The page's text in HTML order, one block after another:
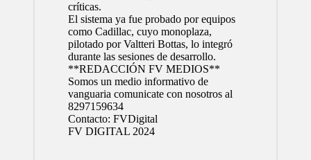
críticas.
El sistema ya fue probado por equipos
como Cadillac, cuyo monoplaza,
pilotado por Valtteri Bottas, lo integró
durante las sesiones de desarrollo.
**REDACCIÓN FV MEDIOS**
Somos un medio informativo de
vanguaria comunicate con nosotros al
8297159634
Contacto: FVDigital
FV DIGITAL 2024